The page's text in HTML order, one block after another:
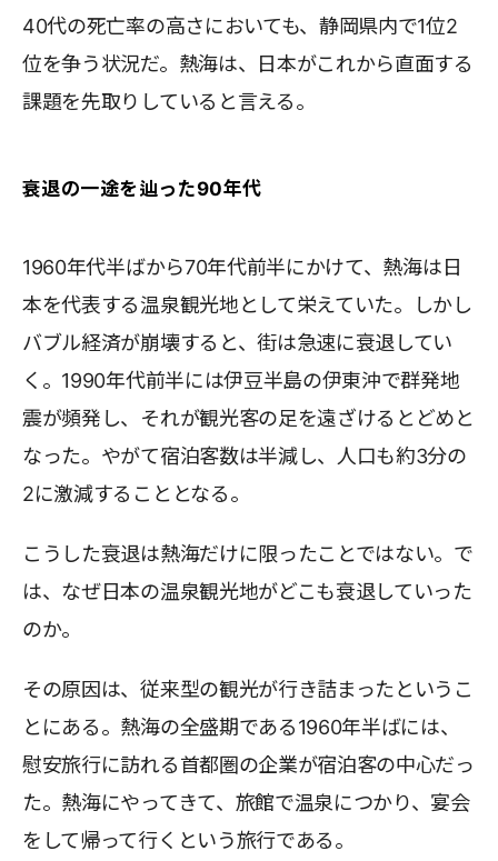
40代の死亡率の高さにおいても、静岡県内で1位2
位を争う状況だ。熱海は、日本がこれから直面する
課題を先取りしていると言える。
衰退の一途を辿った90年代
1960年代半ばから70年代前半にかけて、熱海は日
本を代表する温泉観光地として栄えていた。しかし
バブル経済が崩壊すると、街は急速に衰退してい
く。1990年代前半には伊豆半島の伊東沖で群発地
震が頻発し、それが観光客の足を遠ざけるとどめと
なった。やがて宿泊客数は半減し、人口も約3分の
2に激減することとなる。
こうした衰退は熱海だけに限ったことではない。で
は、なぜ日本の温泉観光地がどこも衰退していった
のか。
その原因は、従来型の観光が行き詰まったというこ
とにある。熱海の全盛期である1960年半ばには、
慰安旅行に訪れる首都圏の企業が宿泊客の中心だっ
た。熱海にやってきて、旅館で温泉につかり、宴会
をして帰って行くという旅行である。